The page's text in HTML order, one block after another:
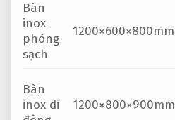
Bàn
inox
phòng
sạch
1200×600×800mm
Bàn
inox di
1200×800×900mm